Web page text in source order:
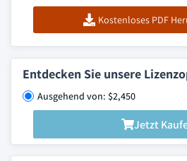
Kostenloses PDF
Entdecken Sie unsere
Ausgehend von: $2,450
Jetzt